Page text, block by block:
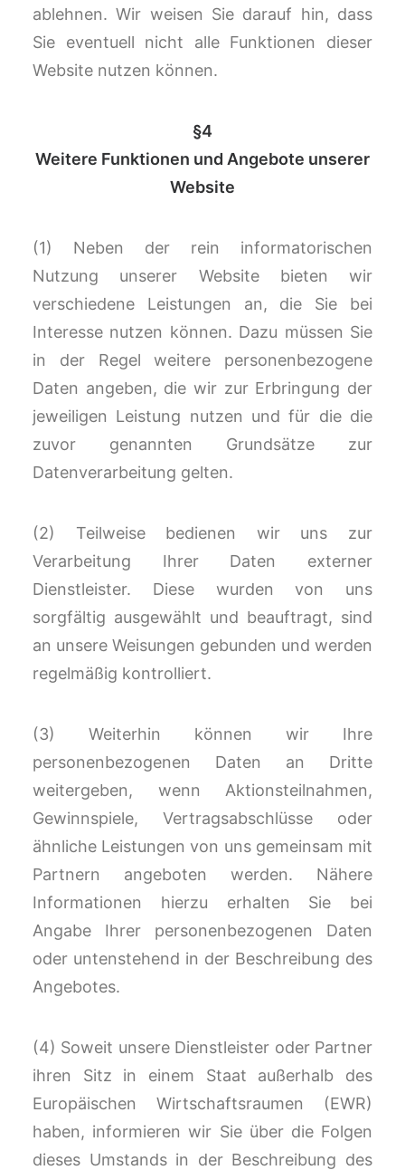
ablehnen. Wir weisen Sie darauf hin, dass
Sie eventuell nicht alle Funktionen dieser
Website nutzen können.
§4
Weitere Funktionen und Angebote unserer
Website
(1) Neben der rein informatorischen
Nutzung unserer Website bieten wir
verschiedene Leistungen an, die Sie bei
Interesse nutzen können. Dazu müssen Sie
in der Regel weitere personenbezogene
Daten angeben, die wir zur Erbringung der
jeweiligen Leistung nutzen und für die die
zuvor genannten Grundsätze zur
Datenverarbeitung gelten.
(2) Teilweise bedienen wir uns zur
Verarbeitung Ihrer Daten externer
Dienstleister. Diese wurden von uns
sorgfältig ausgewählt und beauftragt, sind
an unsere Weisungen gebunden und werden
regelmäßig kontrolliert.
(3) Weiterhin können wir Ihre
personenbezogenen Daten an Dritte
weitergeben, wenn Aktionsteilnahmen,
Gewinnspiele, Vertragsabschlüsse oder
ähnliche Leistungen von uns gemeinsam mit
Partnern angeboten werden. Nähere
Informationen hierzu erhalten Sie bei
Angabe Ihrer personenbezogenen Daten
oder untenstehend in der Beschreibung des
Angebotes.
(4) Soweit unsere Dienstleister oder Partner
ihren Sitz in einem Staat außerhalb des
Europäischen Wirtschaftsraumen (EWR)
haben, informieren wir Sie über die Folgen
dieses Umstands in der Beschreibung des